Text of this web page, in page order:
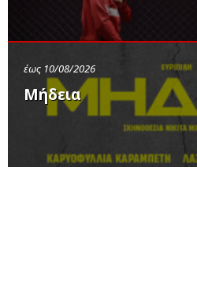
έως 10/08/2026
Μήδεια